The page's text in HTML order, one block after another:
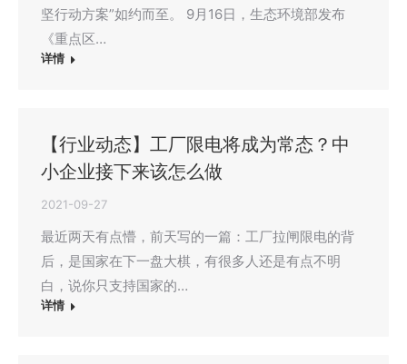
坚行动方案”如约而至。 9月16日，生态环境部发布
《重点区…
详情
【行业动态】工厂限电将成为常态？中
小企业接下来该怎么做
2021-09-27
最近两天有点懵，前天写的一篇：工厂拉闸限电的背
后，是国家在下一盘大棋，有很多人还是有点不明
白，说你只支持国家的…
详情